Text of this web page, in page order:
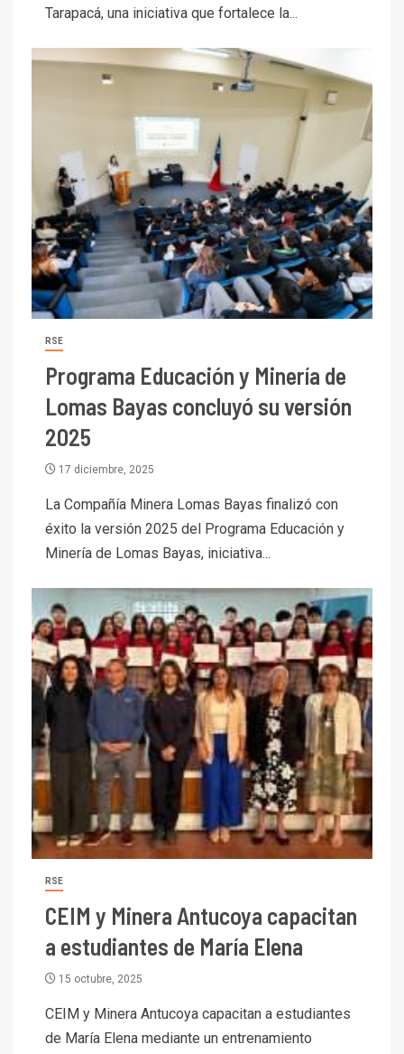
Tarapacá, una iniciativa que fortalece la...
RSE
Programa Educación y Minería de
Lomas Bayas concluyó su versión
2025
17 diciembre, 2025
La Compañía Minera Lomas Bayas finalizó con
éxito la versión 2025 del Programa Educación y
Minería de Lomas Bayas, iniciativa...
RSE
CEIM y Minera Antucoya capacitan
a estudiantes de María Elena
15 octubre, 2025
CEIM y Minera Antucoya capacitan a estudiantes
de María Elena mediante un entrenamiento